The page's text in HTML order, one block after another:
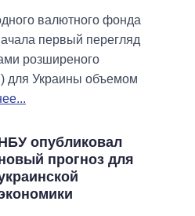
валютного фонда
первый перегляд
розширеного
для Украины объемом
опубликовал
прогноз для